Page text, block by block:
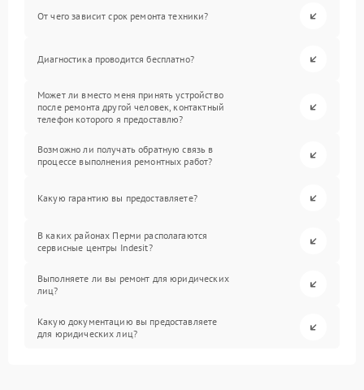
От чего зависит срок ремонта техники?
Диагностика проводится бесплатно?
Может ли вместо меня принять устройство
после ремонта другой человек, контактный
телефон которого я предоставлю?
Возможно ли получать обратную связь в
процессе выполнения ремонтных работ?
Какую гарантию вы предоставляете?
В каких районах Перми располагаются
сервисные центры Indesit?
Выполняете ли вы ремонт для юридических
лиц?
Какую документацию вы предоставляете
для юридических лиц?